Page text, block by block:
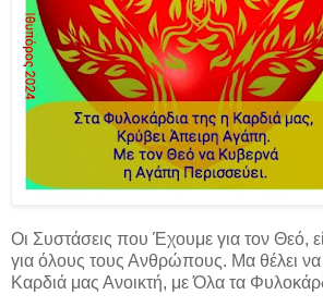
Οι Συστάσεις που Έχουμε για τον Θεό,
για όλους τους Ανθρώπους. Μα θέλει να
Καρδιά μας Ανοικτή, με Όλα τα